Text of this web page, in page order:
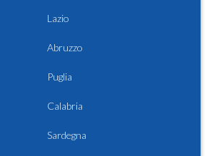
Lazio
Abruzzo
Puglia
Calabria
Sardegna